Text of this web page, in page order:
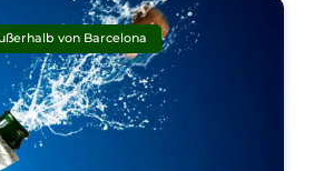
von Barcelona